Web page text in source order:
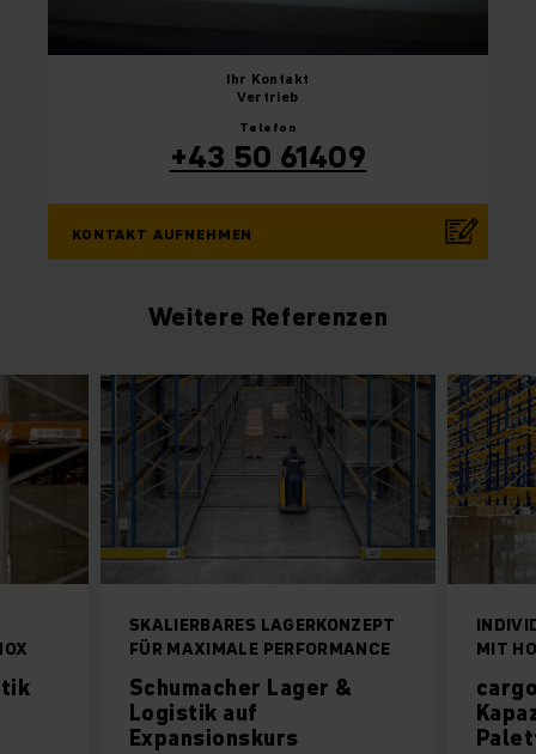
Ihr Kontakt
Vertrieb
Telefon
+43 50 61409
KONTAKT AUFNEHMEN
Weitere Referenzen
SKALIERBARES LAGERKONZEPT
FÜR MAXIMALE PERFORMANCE
Schumacher Lager &
Logistik auf
Expansionskurs
MIT